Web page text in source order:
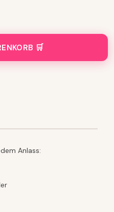
Anlass: